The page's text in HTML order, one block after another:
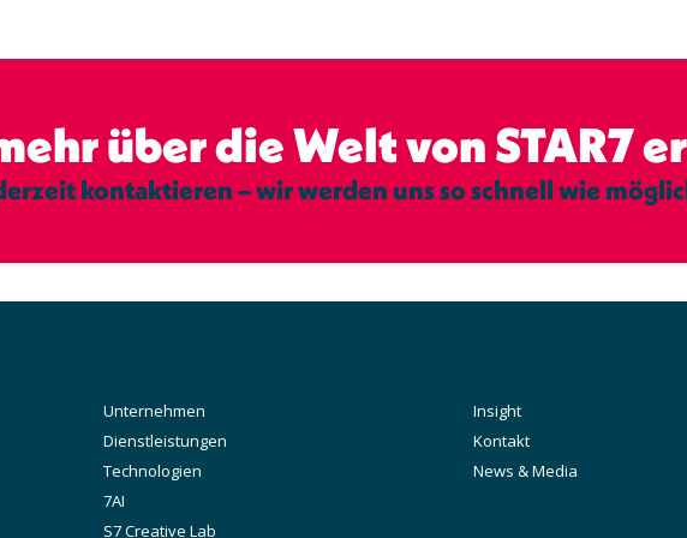
über die Welt von STAR7
kontaktieren – wir werden uns so schnell wie
Main
Unternehmen
Dienstleistungen
Technologien
7AI
S7 Creative Lab
Secondary
Insight
Kontakt
News & Media